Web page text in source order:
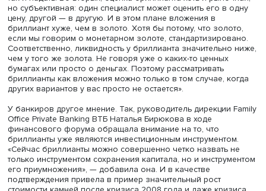
Василий Солодков